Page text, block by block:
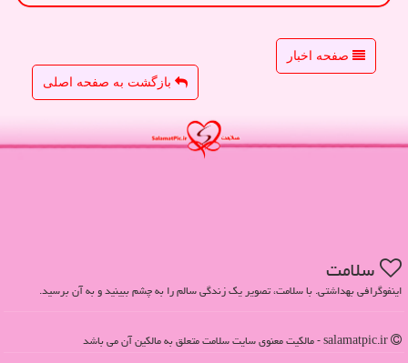
صفحه اخبار
بازگشت به صفحه اصلی
سلامت
اینفوگرافی بهداشتی. با سلامت، تصویر یک زندگی سالم را به چشم ببینید و به آن برسید.